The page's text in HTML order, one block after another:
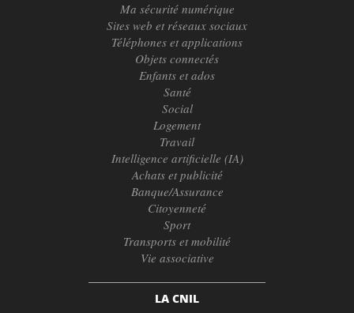
Ma sécurité numérique
Sites web et réseaux sociaux
Téléphones et applications
Objets connectés
Enfants et ados
Santé
Social
Logement
Travail
Intelligence artificielle (IA)
Achats et publicité
Banque/Assurance
Citoyenneté
Sport
Transports et mobilité
Vie associative
LA CNIL